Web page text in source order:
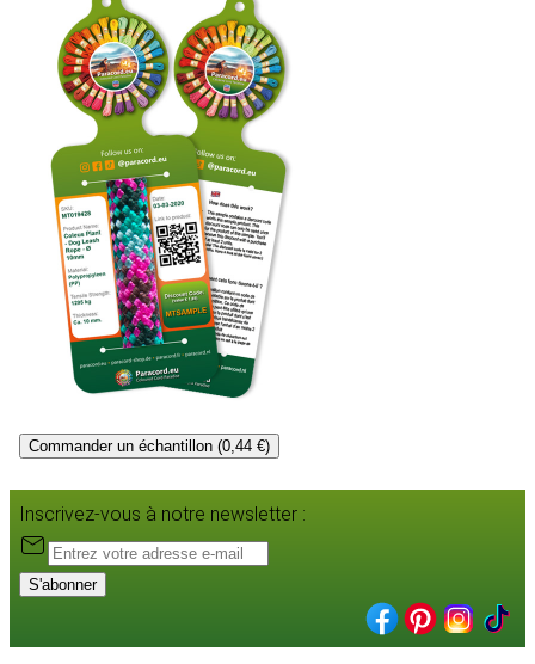
Commander un échantillon (0,44 €)
Inscrivez-vous à notre newsletter :
S'abonner